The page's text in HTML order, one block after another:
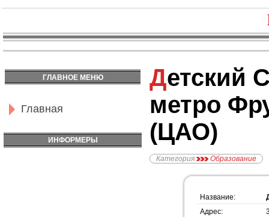
ГЛАВНОЕ МЕНЮ
Главная
ИНФОРМЕРЫ
Детский Сад №1548,
метро
(ЦАО)
Категория Образование
Название:
Адрес: